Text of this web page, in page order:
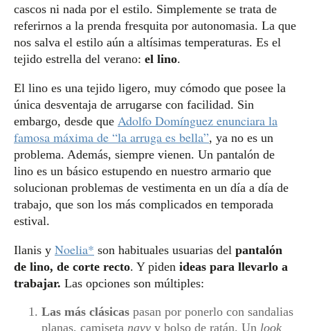
cascos ni nada por el estilo. Simplemente se trata de
referirnos a la prenda fresquita por autonomasia. La que
nos salva el estilo aún a altísimas temperaturas. Es el
tejido estrella del verano: el lino.
El lino es una tejido ligero, muy cómodo que posee la
única desventaja de arrugarse con facilidad. Sin
embargo, desde que Adolfo Domínguez enunciara la
famosa máxima de “la arruga es bella”, ya no es un
problema. Además, siempre vienen. Un pantalón de
lino es un básico estupendo en nuestro armario que
solucionan problemas de vestimenta en un día a día de
trabajo, que son los más complicados en temporada
estival.
Ilanis y Noelia* son habituales usuarias del pantalón
de lino, de corte recto. Y piden ideas para llevarlo a
trabajar. Las opciones son múltiples:
Las más clásicas pasan por ponerlo con sandalias
planas, camiseta navy y bolso de ratán. Un look